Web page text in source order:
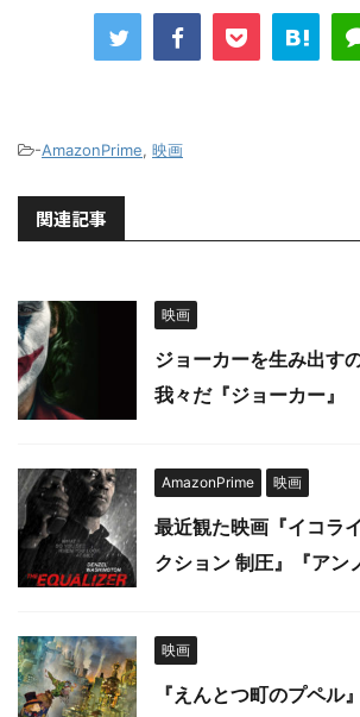
-AmazonPrime, 映画
関連記事
映画
ジョーカーを生み出す
我々だ『ジョーカー』
AmazonPrime 映画
最近観た映画『イコラ
クション 制圧』『アン
映画
『えんとつ町のプペル